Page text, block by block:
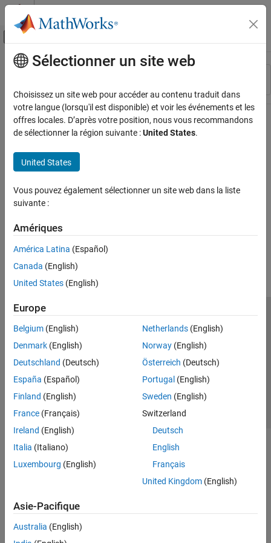
Passer au contenu
Activer/désactiver l'affichage du menu
Ressource
Contenu principal
Sélectionner un site web
Choisissez un site web pour accéder au contenu traduit dans
votre langue (lorsqu'il est disponible) et voir les événements et les
offres locales. D’après votre position, nous vous recommandons
de sélectionner la région suivante :United States.
United States
Vous pouvez également sélectionner un site web dans la liste
suivante :
Amériques
América Latina (Español)
Canada (English)
United States (English)
Europe
Belgium (English)
Denmark (English)
Deutschland (Deutsch)
España (Español)
Finland (English)
France (Français)
Ireland (English)
Italia (Italiano)
Luxembourg (English)
Netherlands(English)
Norway(English)
Österreich (Deutsch)
Portugal (English)
Sweden (English)
Switzerland
Deutsch
English
Français
United Kingdom(English)
Asie-Pacifique
Australia (English)
Lutte anti-piratage
Contacts locaux
© 1994-2026 The MathWorks, Inc.